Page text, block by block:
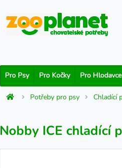
Pro Psy Pro Kočky Pro Hlodavce
Potřeby pro psy Chladící
Nobby ICE chladící